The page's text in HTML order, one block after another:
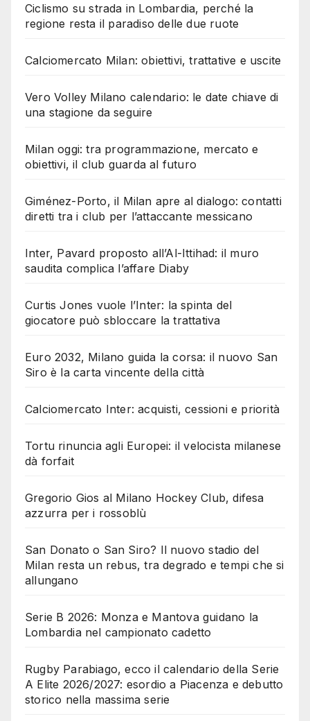
Ciclismo su strada in Lombardia, perché la
regione resta il paradiso delle due ruote
Calciomercato Milan: obiettivi, trattative e uscite
Vero Volley Milano calendario: le date chiave di
una stagione da seguire
Milan oggi: tra programmazione, mercato e
obiettivi, il club guarda al futuro
Giménez-Porto, il Milan apre al dialogo: contatti
diretti tra i club per l’attaccante messicano
Inter, Pavard proposto all’Al-Ittihad: il muro
saudita complica l’affare Diaby
Curtis Jones vuole l’Inter: la spinta del
giocatore può sbloccare la trattativa
Euro 2032, Milano guida la corsa: il nuovo San
Siro è la carta vincente della città
Calciomercato Inter: acquisti, cessioni e priorità
Tortu rinuncia agli Europei: il velocista milanese
dà forfait
Gregorio Gios al Milano Hockey Club, difesa
azzurra per i rossoblù
San Donato o San Siro? Il nuovo stadio del
Milan resta un rebus, tra degrado e tempi che si
allungano
Serie B 2026: Monza e Mantova guidano la
Lombardia nel campionato cadetto
Rugby Parabiago, ecco il calendario della Serie
A Elite 2026/2027: esordio a Piacenza e debutto
storico nella massima serie